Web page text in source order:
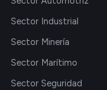
Sector Industrial
Sector Minería
Sector Marítimo
Sector Seguridad